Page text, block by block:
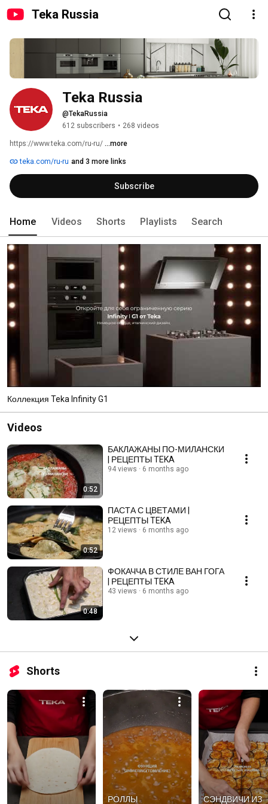
Teka Russia
Teka Russia
@TekaRussia
612 subscribers • 268 videos
https://www.teka.com/ru-ru/ ...more
teka.com/ru-ru and 3 more links
Subscribe
Home Videos Shorts Playlists Search
Коллекция Teka Infinity G1
Videos
0:52
БАКЛАЖАНЫ ПО-МИЛАНСКИ
| РЕЦЕПТЫ TEKA
94 views 6 months ago
0:52
ПАСТА С ЦВЕТАМИ |
РЕЦЕПТЫ TEKA
12 views 6 months ago
0:48
ФОКАЧЧА В СТИЛЕ ВАН ГОГА
| РЕЦЕПТЫ TEKA
43 views 6 months ago
Shorts
РОЛЛЫ СЭНДВИЧИ ИЗ